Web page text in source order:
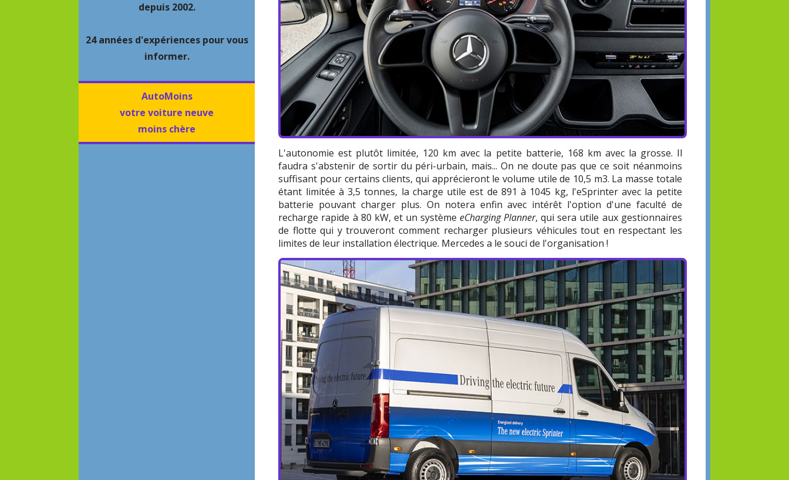
depuis 2002.
24 années d'expériences pour vous
informer.
AutoMoins
votre voiture neuve
moins chère
L'autonomie est plutôt limitée, 120 km avec la petite batterie, 168 km avec la grosse. Il
faudra s'abstenir de sortir du péri-urbain, mais... On ne doute pas que ce soit néanmoins
suffisant pour certains clients, qui apprécieront le volume utile de 10,5 m3. La masse totale
étant limitée à 3,5 tonnes, la charge utile est de 891 à 1045 kg, l'eSprinter avec la petite
batterie pouvant charger plus. On notera enfin avec intérêt l'option d'une faculté de
recharge rapide à 80 kW, et un systèmeeCharging Planner, qui sera utile aux gestionnaires
de flotte qui y trouveront comment recharger plusieurs véhicules tout en respectant les
limites de leur installation électrique. Mercedes a le souci de l'organisation !